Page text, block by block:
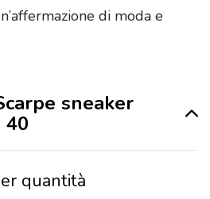
di moda e
sneaker
40
quantità